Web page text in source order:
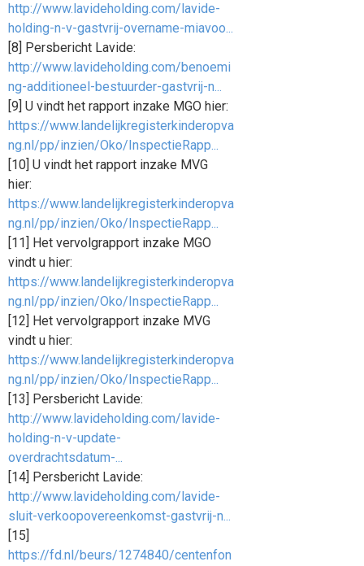
http://www.lavideholding.com/lavide-
holding-n-v-gastvrij-overname-miavoo...
[8] Persbericht Lavide:
http://www.lavideholding.com/benoemi
ng-additioneel-bestuurder-gastvrij-n...
[9] U vindt het rapport inzake MGO hier:
https://www.landelijkregisterkinderopva
ng.nl/pp/inzien/Oko/InspectieRapp...
[10] U vindt het rapport inzake MVG
hier:
https://www.landelijkregisterkinderopva
ng.nl/pp/inzien/Oko/InspectieRapp...
[11] Het vervolgrapport inzake MGO
vindt u hier:
https://www.landelijkregisterkinderopva
ng.nl/pp/inzien/Oko/InspectieRapp...
[12] Het vervolgrapport inzake MVG
vindt u hier:
https://www.landelijkregisterkinderopva
ng.nl/pp/inzien/Oko/InspectieRapp...
[13] Persbericht Lavide:
http://www.lavideholding.com/lavide-
holding-n-v-update-
overdrachtsdatum-...
[14] Persbericht Lavide:
http://www.lavideholding.com/lavide-
sluit-verkoopovereenkomst-gastvrij-n...
[15]
https://fd.nl/beurs/1274840/centenfon